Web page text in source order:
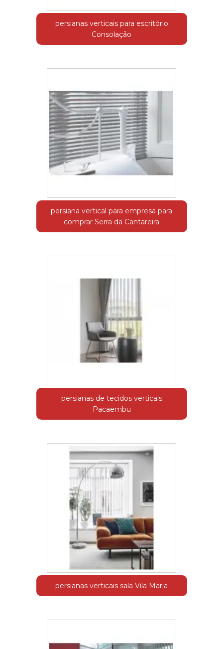
persianas verticais para escritório
Consolação
persiana vertical para empresa para
comprar Serra da Cantareira
persianas de tecidos verticais
Pacaembu
persianas verticais sala Vila Maria